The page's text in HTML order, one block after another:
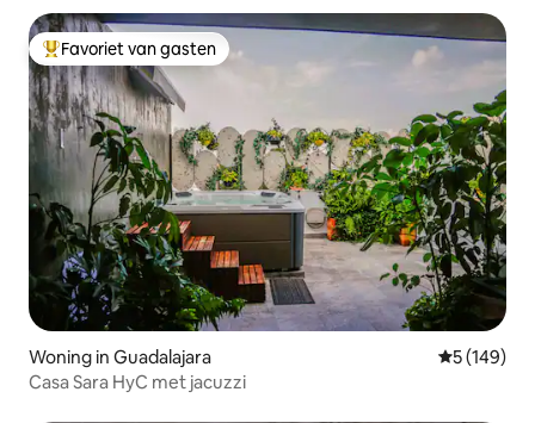
Topfavoriet van gasten
Favoriet van gasten
Woning in Guadalajara
5 (149)
Casa Sara HyC met jacuzzi